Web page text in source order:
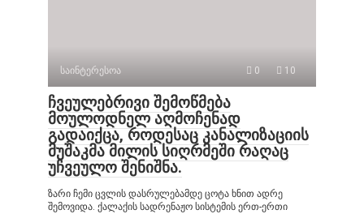
საინტერესოა 0 10
ჩვეულებრივი შემოწმება
მოულოდნელ აღმოჩენად
გადაიქცა, როდესაც კანალიზაციის
მუშაკმა მილის სიღრმეში რაღაც
უჩვეულო შენიშნა.
ზარი ჩემი ცვლის დასრულებამდე ცოტა ხნით ადრე
შემოვიდა. ქალაქის სადრენაჟო სისტემის ერთ-ერთი